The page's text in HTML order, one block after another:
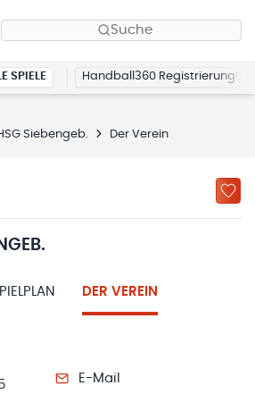
Suche
SPIELE Handball360 Registrierung
Siebengeb. Der Verein
DER VEREIN
E-Mail